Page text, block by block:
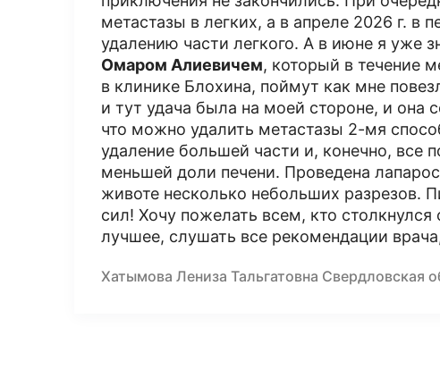
метастазы в легких, а в апреле 2026 г. в
удалению части легкого. А в июне я
Омаром Алиевичем, который в течение
в клинике Блохина, поймут как мне
и тут удача была на моей стороне, и она
что можно удалить метастазы 2-мя
удаление большей части и, конечно, все
меньшей доли печени. Проведена
животе несколько небольших разрезов.
сил! Хочу пожелать всем, кто
лучшее, слушать все рекомендации
Хатымова Лениза Тальгатовна Свердловская